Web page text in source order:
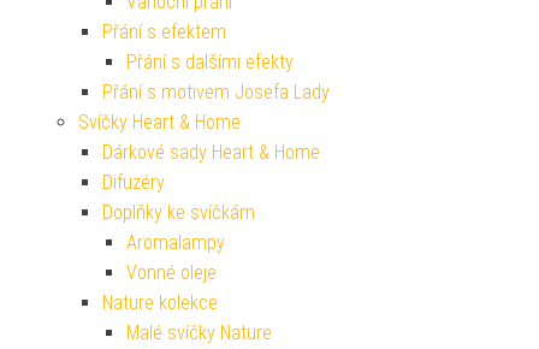
Přání s efektem
Přání s dalšími efekty
Přání s motivem Josefa Lady
Svíčky Heart & Home
Dárkové sady Heart & Home
Difuzéry
Doplňky ke svíčkám
Aromalampy
Vonné oleje
Nature kolekce
Malé svíčky Nature